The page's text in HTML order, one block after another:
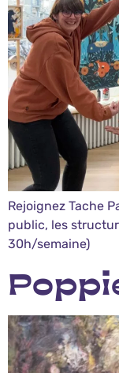
Rejoignez Tache
public, les
30h/semaine)